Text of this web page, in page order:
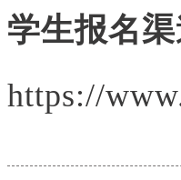
学生报名渠
https://